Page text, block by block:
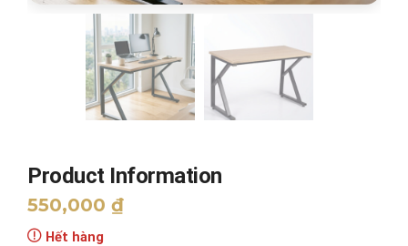
Product Information
550,000 ₫
Hết hàng